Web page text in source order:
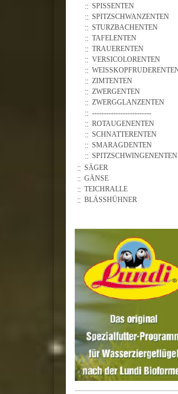
SPISSENTEN
SPITZSCHWANZENTEN
STURZBACHENTEN
TAFELENTEN
TRAUERENTEN
VERSICOLORENTEN
WEISSKOPFRUDERENTEN
ZIMTENTEN
ZWERGENTEN
ZWERGGLANZENTEN
-------------------------
ROTAUGENENTEN
SCHNATTERENTEN
SMARAGDENTEN
SPITZSCHWINGENENTEN
SÄGER
GÄNSE
TEICHRALLE
BLÄSSHÜHNER